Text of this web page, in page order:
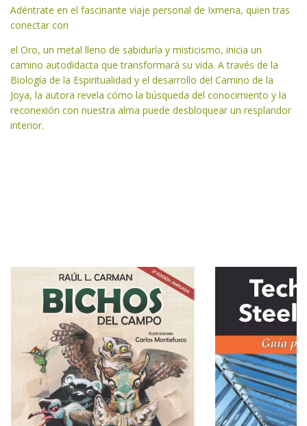
Adéntrate en el fascinante viaje personal de Ixmena, quien tras
conectar con
el Oro, un metal lleno de sabiduría y misticismo, inicia un
camino autodidacta que transformará su vida. A través de la
Biología de la Espiritualidad y el desarrollo del Camino de la
Joya, la autora revela cómo la búsqueda del conocimiento y la
reconexión con nuestra alma puede desbloquear un resplandor
interior.